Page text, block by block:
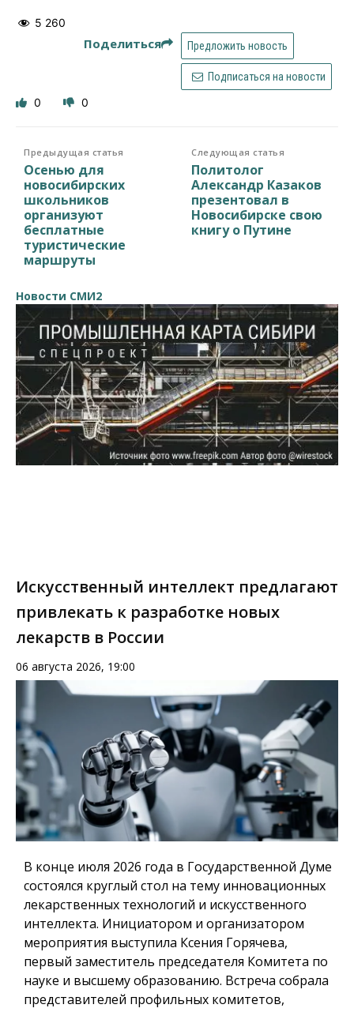
5 260
Поделиться Предложить новость
Подписаться на новости
0 0
Предыдущая статья
Осенью для
новосибирских
школьников
организуют
бесплатные
туристические
маршруты
Следующая статья
Политолог
Александр Казаков
презентовал в
Новосибирске свою
книгу о Путине
Новости СМИ2
Искусственный интеллект предлагают
привлекать к разработке новых
лекарств в России
06 августа 2026, 19:00
В конце июля 2026 года в Государственной Думе
состоялся круглый стол на тему инновационных
лекарственных технологий и искусственного
интеллекта. Инициатором и организатором
мероприятия выступила Ксения Горячева,
первый заместитель председателя Комитета по
науке и высшему образованию. Встреча собрала
представителей профильных комитетов,